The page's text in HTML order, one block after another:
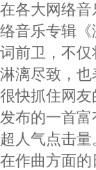
在各大网络音
络音乐专辑
词前卫，不
淋漓尽致，
很快抓住网
发布的一首
超人气点击
在作曲方面